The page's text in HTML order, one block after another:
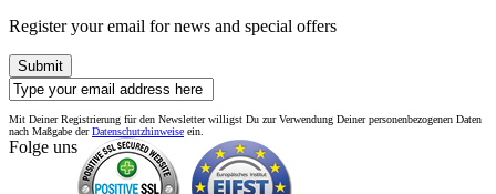
Register your email for news and special offers
Submit
Mit Deiner Registrierung für den Newsletter willigst Du zur Verwendung Deiner personenbezogenen Daten
nach Maßgabe derDatenschutzhinweise ein.
Folge uns